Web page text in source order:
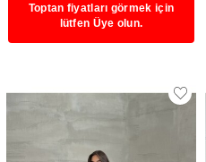
Toptan fiyatları görmek için
lütfen Üye olun.